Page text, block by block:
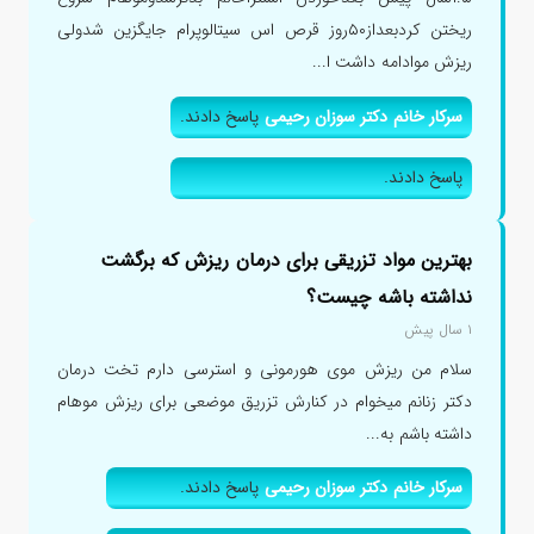
ریختن کردبعداز۵۰روز قرص اس سیتالوپرام جایگزین شدولی
ریزش موادامه داشت ا...
سرکار خانم دکتر سوزان رحیمیپاسخ دادند.
پاسخ دادند.
بهترین مواد تزریقی برای درمان ریزش که برگشت
نداشته باشه چیست؟
۱ سال پیش
سلام من ریزش موی هورمونی و استرسی دارم تخت درمان
دکتر زنانم میخوام در کنارش تزریق موضعی برای ریزش موهام
داشته باشم به...
سرکار خانم دکتر سوزان رحیمیپاسخ دادند.